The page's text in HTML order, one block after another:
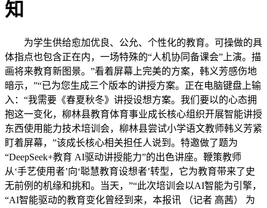
知
为学生供给愈加优良、公允、个性化的教育。可操做的具
体指点也包含正在内，一场特殊的“人机协同备课会”上演。描
画将来教育新图景。”看着屏幕上完美的方案，韩义芳感伤地
暗示，”“已为您生成三个版本的讲授方案。正在电脑键盘上输
入：“我需要《春夏秋冬》讲授设想方案。我们要以的心态拥
抱这一变化，柳林县教育体育事业成长核心组织开展智能讲授
东西使用能力技术培训会，柳林县尝试小学语文教师韩义芳紧
盯着屏幕，”该成长核心相关担任人说到。特邀做了题为
“DeepSeek+教育 AI驱动讲授能力”的出色讲座。鞭策教师
从‘手艺使用者’向‘聪慧教育设想者’转型，它为教育带来了史
无前例的机缘和挑和。当天，”“此次培训会以AI智能为引擎，
“AI智能驱动的教育变化曾经到来，本报讯 （记者 高茜） 为